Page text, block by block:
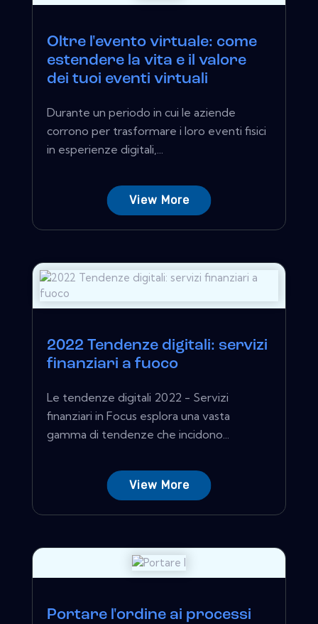
Oltre l'evento virtuale: come
estendere la vita e il valore
dei tuoi eventi virtuali
Durante un periodo in cui le aziende
corrono per trasformare i loro eventi fisici
in esperienze digitali,...
View More
2022 Tendenze digitali: servizi
finanziari a fuoco
Le tendenze digitali 2022 - Servizi
finanziari in Focus esplora una vasta
gamma di tendenze che incidono...
View More
Portare l'ordine ai processi